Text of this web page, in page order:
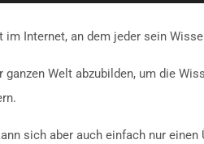
im Internet, an dem jeder sein
ganzen Welt abzubilden, um die
sich aber auch einfach nur